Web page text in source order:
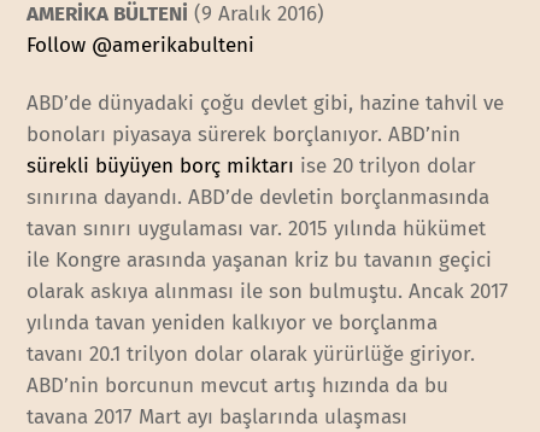
AMERİKA BÜLTENİ (9 Aralık 2016)
Follow @amerikabulteni
ABD’de dünyadaki çoğu devlet gibi, hazine tahvil ve
bonoları piyasaya sürerek borçlanıyor. ABD’nin
sürekli büyüyen borç miktarı ise 20 trilyon dolar
sınırına dayandı. ABD’de devletin borçlanmasında
tavan sınırı uygulaması var. 2015 yılında hükümet
ile Kongre arasında yaşanan kriz bu tavanın geçici
olarak askıya alınması ile son bulmuştu. Ancak 2017
yılında tavan yeniden kalkıyor ve borçlanma
tavanı 20.1 trilyon dolar olarak yürürlüğe giriyor.
ABD’nin borcunun mevcut artış hızında da bu
tavana 2017 Mart ayı başlarında ulaşması